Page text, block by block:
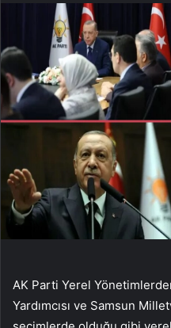
AK Parti Yerel
Yardımcısı ve Samsun